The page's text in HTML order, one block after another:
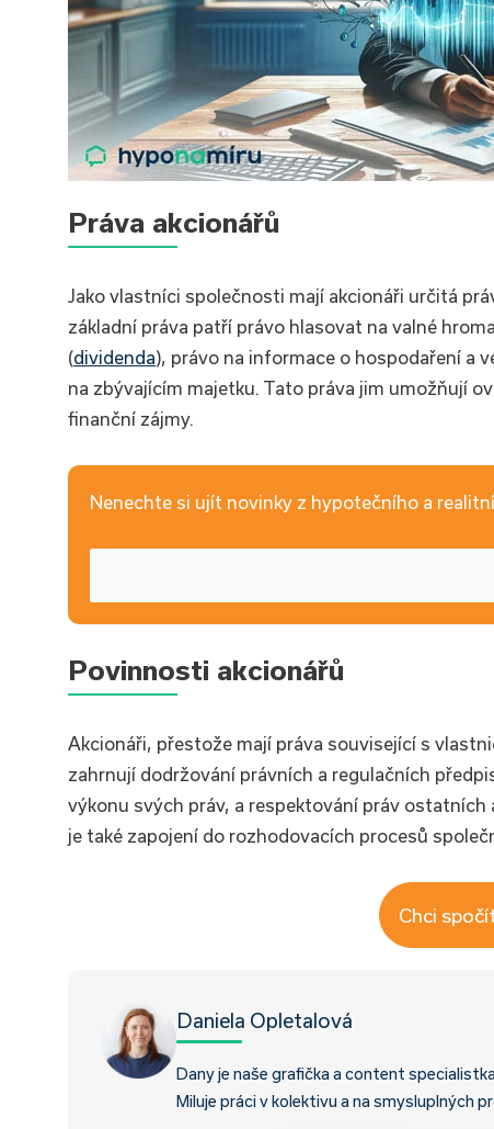
Práva akcionářů
Jako vlastníci společnosti mají akcionáři určitá
základní práva patří právo hlasovat na valné
(dividenda), právo na informace o hospodaření a
na zbývajícím majetku. Tato práva jim umožňují
finanční zájmy.
Nenechte si ujít novinky z hypotečního a
Povinnosti akcionářů
Akcionáři, přestože mají práva související s
zahrnují dodržování právních a regulačních
výkonu svých práv, a respektování práv
je také zapojení do rozhodovacích procesů
Chci
Daniela Opletalová
Dany je naše grafička a content
Miluje práci v kolektivu a na smysluplných